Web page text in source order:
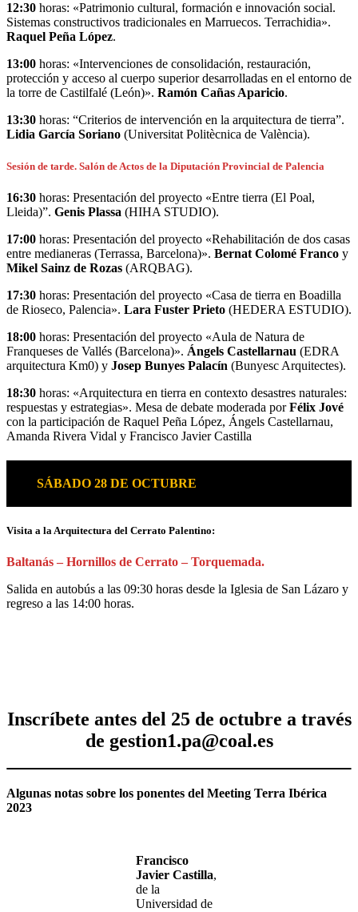
12:30 horas: «Patrimonio cultural, formación e innovación social.
Sistemas constructivos tradicionales en Marruecos. Terrachidia».
Raquel Peña López.
13:00 horas: «Intervenciones de consolidación, restauración,
protección y acceso al cuerpo superior desarrolladas en el entorno de
la torre de Castilfalé (León)». Ramón Cañas Aparicio.
13:30 horas: “Criterios de intervención en la arquitectura de tierra”.
Lidia García Soriano (Universitat Politècnica de València).
Sesión de tarde. Salón de Actos de la Diputación Provincial de Palencia
16:30 horas: Presentación del proyecto «Entre tierra (El Poal,
Lleida)”. Genis Plassa (HIHA STUDIO).
17:00 horas: Presentación del proyecto «Rehabilitación de dos casas
entre medianeras (Terrassa, Barcelona)». Bernat Colomé Franco y
Mikel Sainz de Rozas (ARQBAG).
17:30 horas: Presentación del proyecto «Casa de tierra en Boadilla
de Rioseco, Palencia». Lara Fuster Prieto (HEDERA ESTUDIO).
18:00 horas: Presentación del proyecto «Aula de Natura de
Franqueses de Vallés (Barcelona)». Ángels Castellarnau (EDRA
arquitectura Km0) y Josep Bunyes Palacín (Bunyesc Arquitectes).
18:30 horas: «Arquitectura en tierra en contexto desastres naturales:
respuestas y estrategias». Mesa de debate moderada porFélix Jové
con la participación de Raquel Peña López, Ángels Castellarnau,
Amanda Rivera Vidal y Francisco Javier Castilla
SÁBADO 28 DE OCTUBRE
Visita a la Arquitectura del Cerrato Palentino:
Baltanás – Hornillos de Cerrato – Torquemada.
Salida en autobús a las 09:30 horas desde la Iglesia de San Lázaro y
regreso a las 14:00 horas.
Inscríbete antes del 25 de octubre a través
de gestion1.pa@coal.es
Algunas notas sobre los ponentes del Meeting Terra Ibérica
2023
Francisco
Javier Castilla,
de la
Universidad de